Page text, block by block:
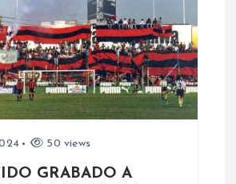
50 views
GRABADO A